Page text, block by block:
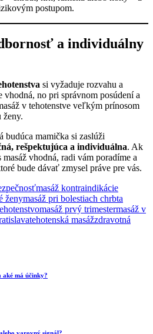
postupom.
a individuálny
si vyžaduje rozvahu a
no pri správnom posúdení a
v tehotenstve veľkým prínosom
ženy.
budúca mamička si zaslúži
rešpektujúca a individuálna. Ak
vhodná, radi vám poradíme a
bude dávať zmysel práve pre vás.
masáž kontraindikácie
ženymasáž pri bolestiach chrbta
masáž prvý trimestermasáž v
tehotenská masážzdravotná
aké má účinky?